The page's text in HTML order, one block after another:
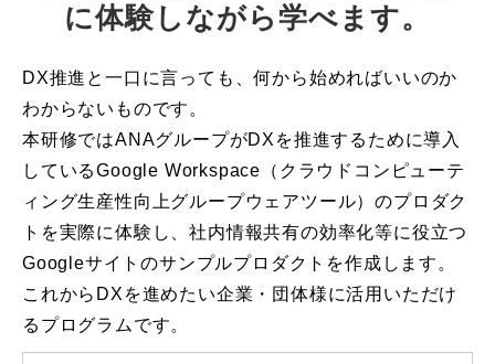
に体験しながら学べます。
DX推進と一口に言っても、何から始めればいいのか
わからないものです。
本研修ではANAグループがDXを推進するために導入
しているGoogle Workspace（クラウドコンピューテ
ィング生産性向上グループウェアツール）のプロダク
トを実際に体験し、社内情報共有の効率化等に役立つ
Googleサイトのサンプルプロダクトを作成します。
これからDXを進めたい企業・団体様に活用いただけ
るプログラムです。